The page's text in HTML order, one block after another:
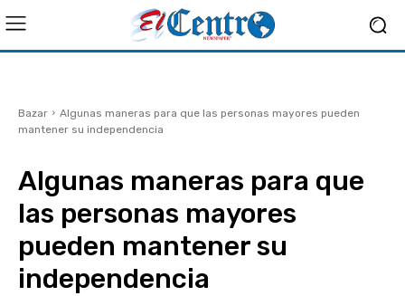
Bazar
Algunas maneras para que las personas mayores pueden
mantener su independencia
Algunas maneras para que
las personas mayores
pueden mantener su
independencia